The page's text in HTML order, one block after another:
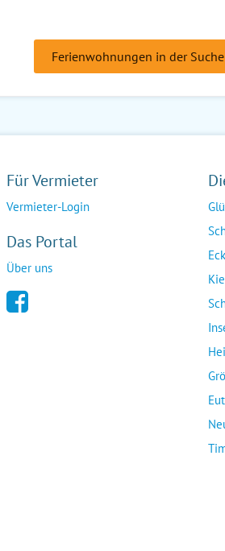
Ferienwohnungen in der
Für Vermieter
Vermieter-Login
Das Portal
Über uns